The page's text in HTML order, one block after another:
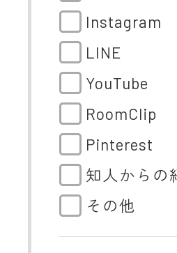
Instagram
LINE
YouTube
RoomClip
Pinterest
知人からの
その他